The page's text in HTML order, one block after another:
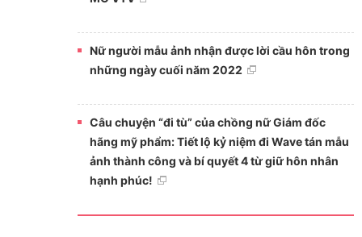
Nữ người mẫu ảnh nhận được lời cầu hôn trong
những ngày cuối năm 2022
Câu chuyện “đi tù” của chồng nữ Giám đốc
hãng mỹ phẩm: Tiết lộ kỷ niệm đi Wave tán mẫu
ảnh thành công và bí quyết 4 từ giữ hôn nhân
hạnh phúc!